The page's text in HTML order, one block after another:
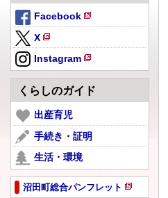
Facebook
新
ペ
ー
ジ
で
き
ま
X
新
規
ペ
ー
ジ
で
開
き
ま
す
Instagram
新
規
ペ
ジ
で
き
ま
くらしのガイド
出産育児
手続き・証明
生活・環境
沼田町総合パンフレット